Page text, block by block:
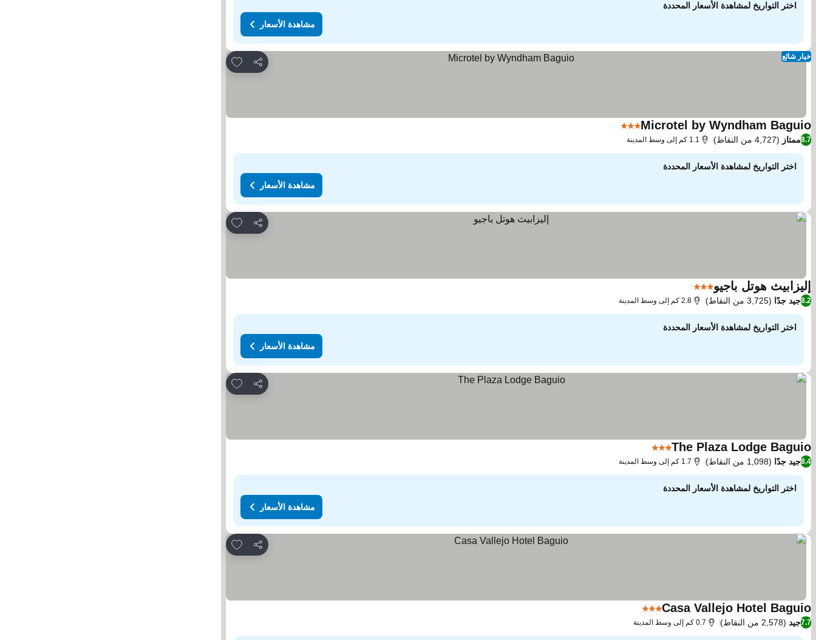
اختر التواريخ لمشاهدة الأسعار المحددة
مشاهدة الأسعار
مشاركة
Add to favorites خيار شائع
Microtel by Wyndham Baguio3 عدد النجوم
8.7ممتاز (4,727 من النقاط) 1.1 كم إلى وسط المدينة
اختر التواريخ لمشاهدة الأسعار المحددة
مشاهدة الأسعار
مشاركة
Add to favorites
إليزابيث هوتل باجيو3 عدد النجوم
8.2جيد جدًا (3,725 من النقاط) 2.8 كم إلى وسط المدينة
اختر التواريخ لمشاهدة الأسعار المحددة
مشاهدة الأسعار
مشاركة
Add to favorites
The Plaza Lodge Baguio3 عدد النجوم
8.4جيد جدًا (1,098 من النقاط) 1.7 كم إلى وسط المدينة
اختر التواريخ لمشاهدة الأسعار المحددة
مشاهدة الأسعار
مشاركة
Add to favorites
Casa Vallejo Hotel Baguio3 عدد النجوم
7.7جيد (2,578 من النقاط) 0.7 كم إلى وسط المدينة